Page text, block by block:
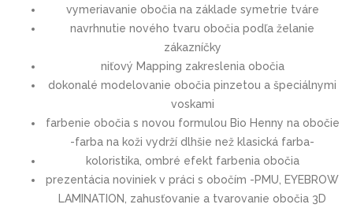
vymeriavanie obočia na základe symetrie tváre
navrhnutie nového tvaru obočia podľa želanie
zákazníčky
niťový Mapping zakreslenia obočia
dokonalé modelovanie obočia pinzetou a špeciálnymi
voskami
farbenie obočia s novou formulou Bio Henny na obočie
-farba na koži vydrží dlhšie než klasická farba-
koloristika, ombré efekt farbenia obočia
prezentácia noviniek v práci s obočím -PMU, EYEBROW
LAMINATION, zahusťovanie a tvarovanie obočia 3D